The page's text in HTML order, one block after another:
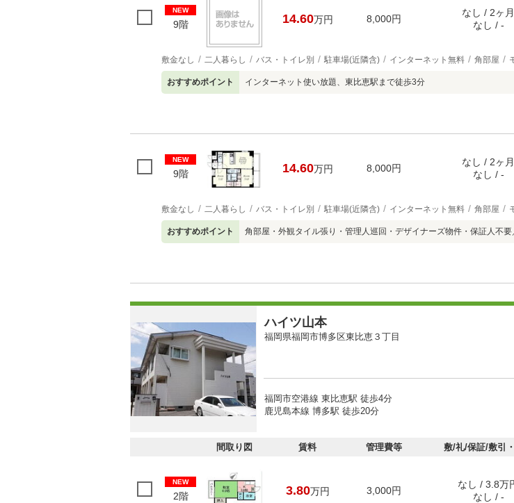
NEW
9階 14.60万円 8,000円
なし / 2ヶ月
なし / -
敷金なし 二人暮らし バス・トイレ別 駐車場(近隣含) インターネット無料 角部屋
おすすめポイント インターネット使い放題、東比恵駅まで徒歩3分
NEW
9階 14.60万円 8,000円
なし / 2ヶ月
なし / -
敷金なし 二人暮らし バス・トイレ別 駐車場(近隣含) インターネット無料 角部屋
おすすめポイント 角部屋・外観タイル張り・管理人巡回・デザイナーズ物件・保証人不
ハイツ山本
福岡県福岡市博多区東比恵３丁目
福岡市空港線 東比恵駅 徒歩4分
鹿児島本線 博多駅 徒歩20分
間取り図 賃料 管理費等 敷/礼/保証/敷引
NEW
2階 3.80万円 3,000円
なし / 3.8万
なし / -